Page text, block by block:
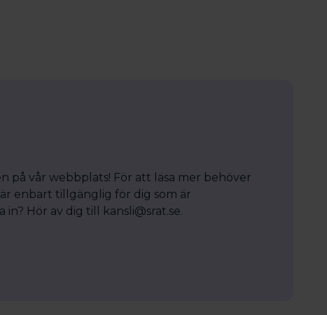
på vår webbplats! För att läsa mer behöver
enbart tillgänglig för dig som är
Hör av dig till kansli@srat.se.